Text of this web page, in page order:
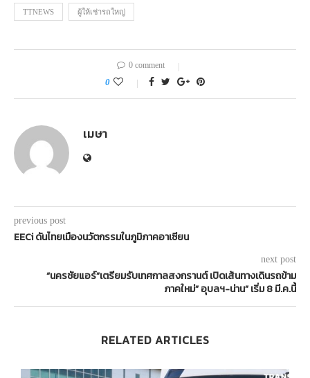
TTNEWS ผู้ให้เช่ารถใหญ่
0 comment
0
เมษา
previous post
EECi ดันไทยเมืองนวัตกรรมในภูมิภาคอาเซียน
next post
“นครชัยแอร์”เตรียมรับเทศกาลสงกรานต์ เปิดเส้นทางเดินรถข้าม
ภาคใหม่” อุบลฯ-น่าน” เริ่ม 8 มี.ค.นี้
RELATED ARTICLES